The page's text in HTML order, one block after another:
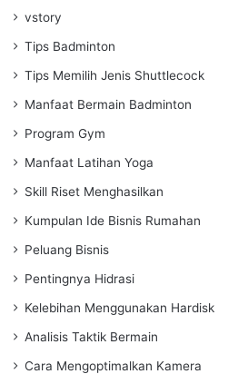
vstory
Tips Badminton
Tips Memilih Jenis Shuttlecock
Manfaat Bermain Badminton
Program Gym
Manfaat Latihan Yoga
Skill Riset Menghasilkan
Kumpulan Ide Bisnis Rumahan
Peluang Bisnis
Pentingnya Hidrasi
Kelebihan Menggunakan Hardisk
Analisis Taktik Bermain
Cara Mengoptimalkan Kamera